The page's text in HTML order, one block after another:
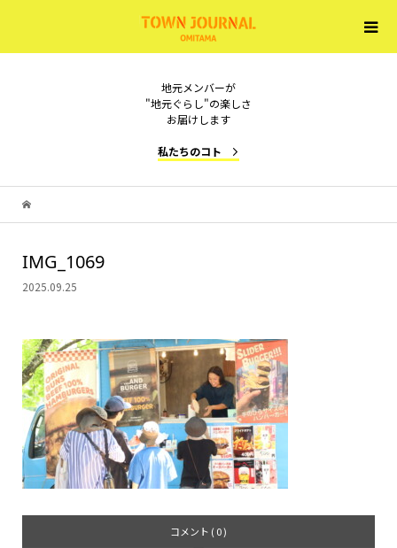
地元メンバーが
"地元ぐらし"の楽しさ
お届けします
私たちのコト
IMG_1069
2025.09.25
コメント ( 0 )